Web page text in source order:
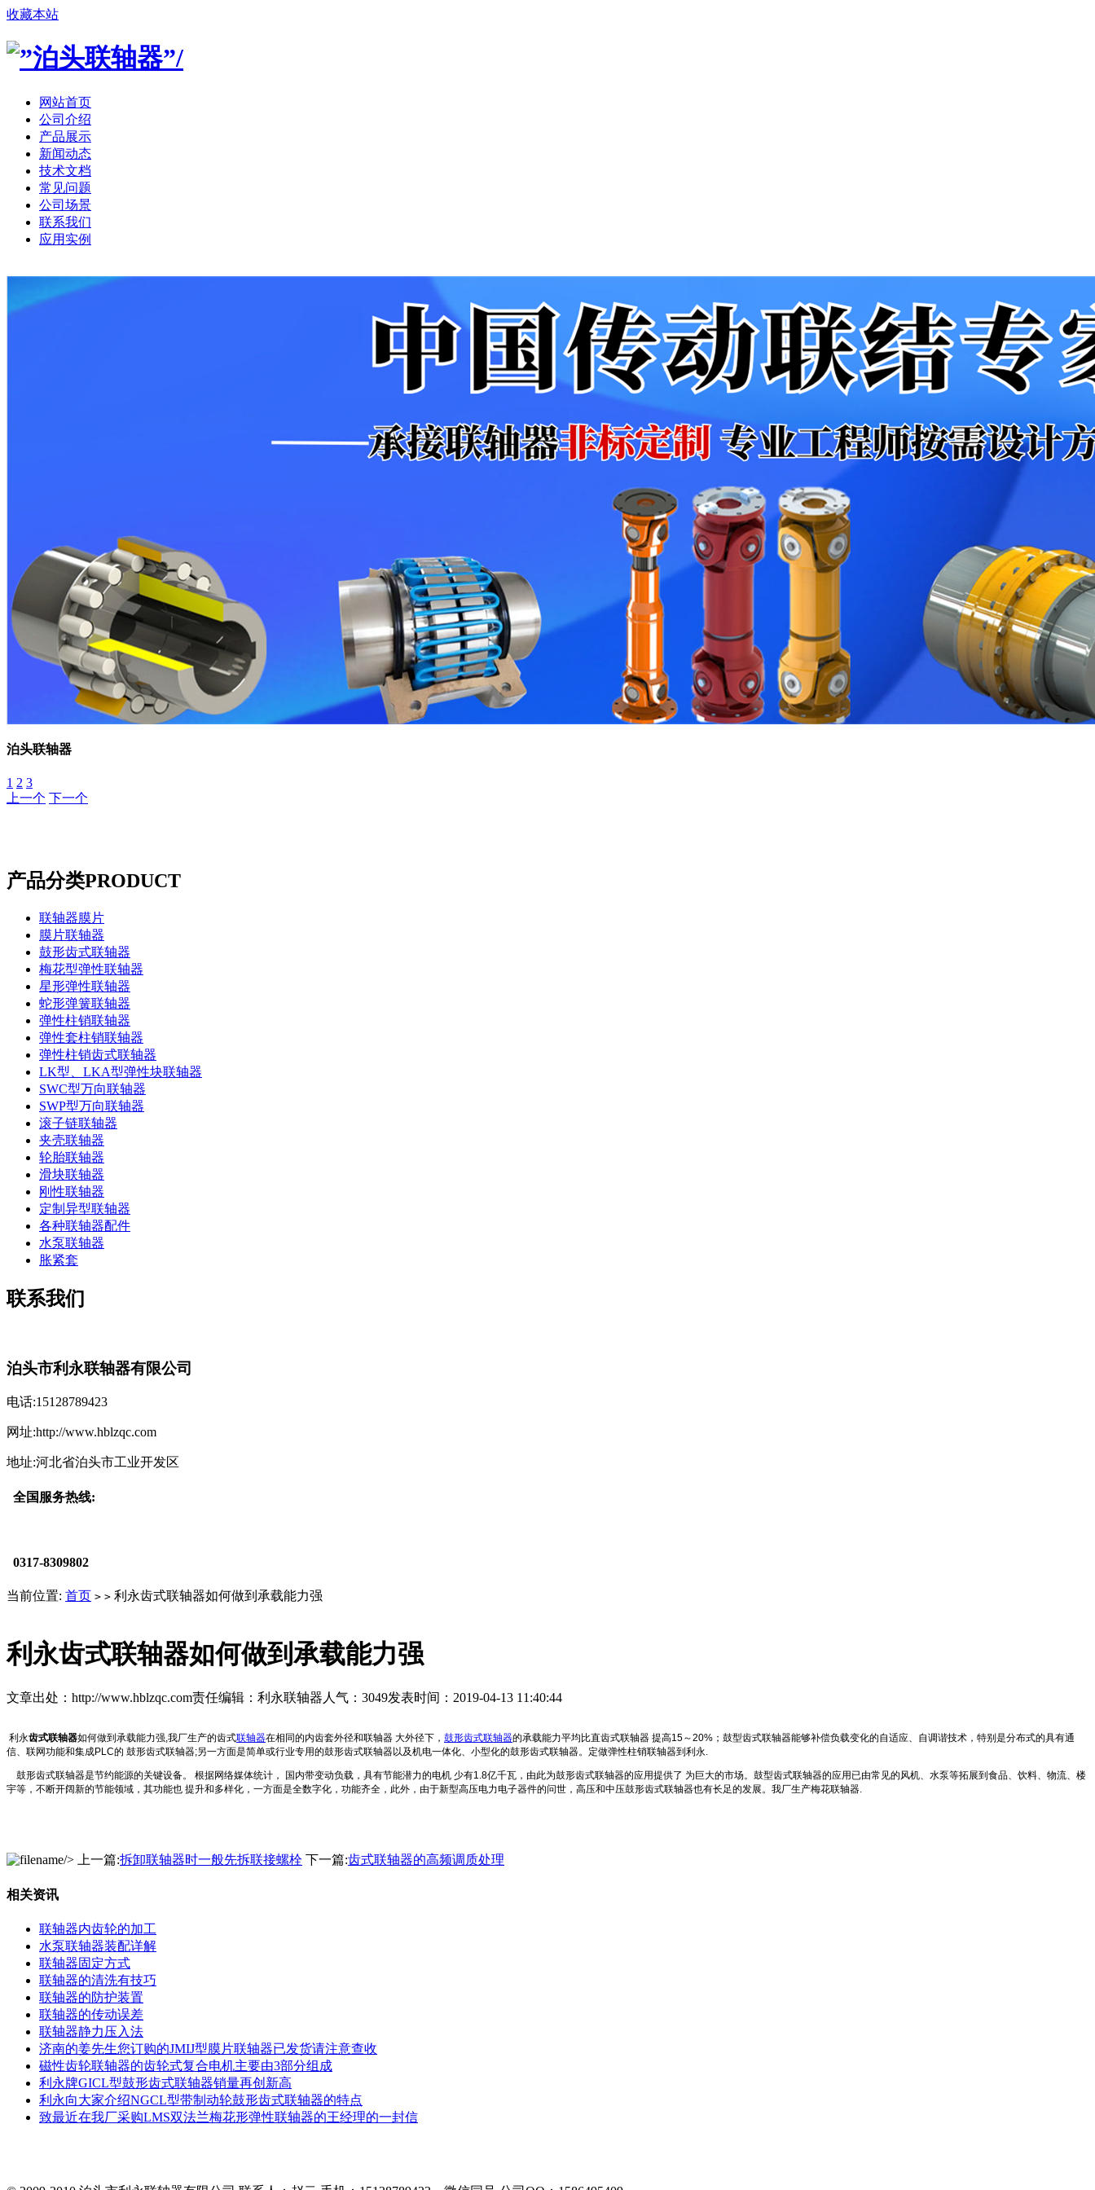
收藏本站
网站首页
公司介绍
产品展示
新闻动态
技术文档
常见问题
公司场景
联系我们
应用实例
泊头联轴器
1 2 3
上一个 下一个
产品分类PRODUCT
联轴器膜片
膜片联轴器
鼓形齿式联轴器
梅花型弹性联轴器
星形弹性联轴器
蛇形弹簧联轴器
弹性柱销联轴器
弹性套柱销联轴器
弹性柱销齿式联轴器
LK型、LKA型弹性块联轴器
SWC型万向联轴器
SWP型万向联轴器
滚子链联轴器
夹壳联轴器
轮胎联轴器
滑块联轴器
刚性联轴器
定制异型联轴器
各种联轴器配件
水泵联轴器
胀紧套
联系我们
泊头市利永联轴器有限公司
电话:15128789423
网址:http://www.hblzqc.com
地址:河北省泊头市工业开发区
全国服务热线:
0317-8309802
当前位置: 首页 > > 利永齿式联轴器如何做到承载能力强
利永齿式联轴器如何做到承载能力强
文章出处：http://www.hblzqc.com责任编辑：利永联轴器人气： 3049发表时间：2019-04-13 11:40:44
利永齿式联轴器如何做到承载能力强,我厂生产的齿式联轴器在相同的内齿套外径和联轴器 大外径下， 鼓形齿式联轴器的承载能力平均比直齿式联轴器 提高15～20%；鼓型齿式联轴器能够补偿负载变化的自适应、自调谐技术，特别是分布式的具有通
信、联网功能和集成PLC的 鼓形齿式联轴器;另一方面是简单或行业专用的鼓形齿式联轴器以及机电一体化、小型化的鼓形齿式联轴器。定做弹性柱销联轴器到利永.
鼓形齿式联轴器是节约能源的关键设备。 根据网络媒体统计， 国内带变动负载，具有节能潜力的电机 少有1.8亿千瓦，由此为鼓形齿式联轴器的应用提供了 为巨大的市场。鼓型齿式联轴器的应用已由常见的风机、水泵等拓展到食品、饮料、物流、楼
宇等，不断开阔新的节能领域，其功能也 提升和多样化，一方面是全数字化，功能齐全，此外，由于新型高压电力电子器件的问世，高压和中压鼓形齿式联轴器也有长足的发展。我厂生产梅花联轴器.
/> 上一篇:拆卸联轴器时一般先拆联接螺栓 下一篇:齿式联轴器的高频调质处理
相关资讯
联轴器内齿轮的加工
水泵联轴器装配详解
联轴器固定方式
联轴器的清洗有技巧
联轴器的防护装置
联轴器的传动误差
联轴器静力压入法
济南的姜先生您订购的JMIJ型膜片联轴器已发货请注意查收
磁性齿轮联轴器的齿轮式复合电机主要由3部分组成
利永牌GICL型鼓形齿式联轴器销量再创新高
利永向大家介绍NGCL型带制动轮鼓形齿式联轴器的特点
致最近在我厂采购LMS双法兰梅花形弹性联轴器的王经理的一封信